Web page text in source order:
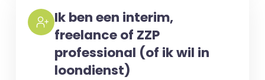
Ik ben een interim,
freelance of ZZP
professional (of ik wil in
loondienst)